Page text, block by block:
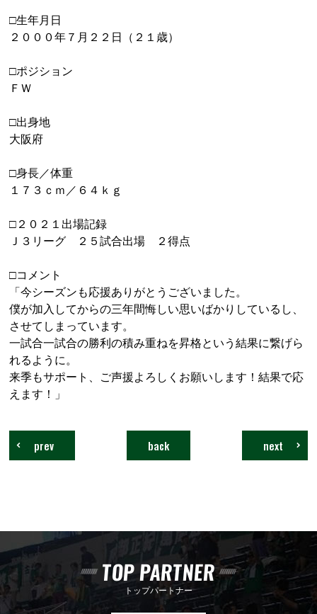
□生年月日
２０００年７月２２日（２１歳）
□ポジション
ＦＷ
□出身地
大阪府
□身長／体重
１７３ｃｍ／６４ｋｇ
□２０２１出場記録
Ｊ３リーグ ２５試合出場 ２得点
□コメント
「今シーズンも応援ありがとうございました。
僕が加入してからの三年間悔しい思いばかりしているし、
させてしまっています。
一試合一試合の勝利の積み重ねを昇格という結果に繋げら
れるように。
来季もサポート、ご声援よろしくお願いします！結果で応
えます！」
next
back
prev
TOP PARTNER
トップパートナー